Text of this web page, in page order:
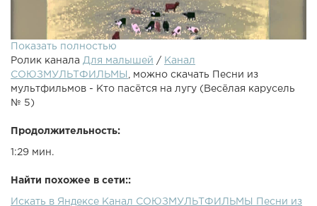
Далеко, далеко на лугу пасутся ко… - Козы?- Нет, не
Правильно, коровы!Пейте, дети, молоко — Будете
Показать полностью
Ролик канала Для малышей / Канал
СОЮЗМУЛЬТФИЛЬМЫ
, можно скачать Песни из
мультфильмов - Кто пасётся на лугу (Весёлая карусель
№ 5)
Продолжительность:
1:29 мин.
Найти похожее в сети::
Искать в Яндексе Канал СОЮЗМУЛЬТФИЛЬМЫ Песни из